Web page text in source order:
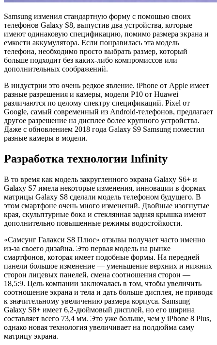
Samsung изменил стандартную форму с помощью своих
телефонов Galaxy S8, выпустив два устройства, которые
имеют одинаковую спецификацию, помимо размера экрана и
емкости аккумулятора. Если понравилась эта модель
телефона, необходимо просто выбрать размер, который
больше подходит без каких-либо компромиссов или
дополнительных соображений.
В индустрии это очень редкое явление. iPhone от Apple имеет
разные разрешения и камеры, модели P10 от Huawei
различаются по целому спектру спецификаций. Pixel от
Google, самый современный из Android-телефонов, предлагает
другое разрешение на дисплее более крупного устройства.
Даже с обновлением 2018 года Galaxy S9 Samsung поместил
разные камеры в модели.
Разработка технологии Infinity
В то время как модель закругленного экрана Galaxy S6+ и
Galaxy S7 имела некоторые изменения, инновации в формах
матрицы Galaxy S8 сделали модель телефоном будущего. В
этом смартфоне очень много изменений. Двойные изогнутые
края, скульптурные бока и стеклянная задняя крышка имеют
дополнительно повышенные режимы водостойкости.
«Самсунг Галакси S8 Плюс» отзывы получает часто именно
из-за своего дизайна. Это первая модель на рынке
смартфонов, которая имеет подобные формы. На передней
панели большое изменение — уменьшение верхних и нижних
сторон лицевых панелей, смена соотношения сторон —
18,5:9. Цель компании заключалась в том, чтобы увеличить
соотношение экрана и тела и дать больше дисплея, не приводя
к значительному увеличению размера корпуса. Samsung
Galaxy S8+ имеет 6,2-дюймовый дисплей, но его ширина
составляет всего 73,4 мм. Это уже больше, чем у iPhone 8 Plus,
однако новая технология увеличивает на полдюйма саму
матрицу экрана.